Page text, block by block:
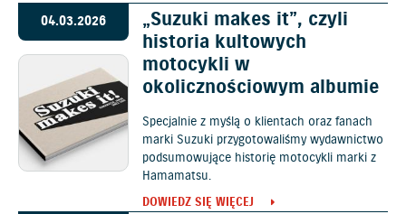
04.03.2026
„Suzuki makes it”, czyli
historia kultowych
motocykli w
okolicznościowym albumie
Specjalnie z myślą o klientach oraz fanach
marki Suzuki przygotowaliśmy wydawnictwo
podsumowujące historię motocykli marki z
Hamamatsu.
DOWIEDZ SIĘ WIĘCEJ